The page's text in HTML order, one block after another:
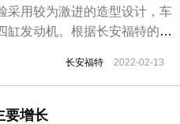
采用较为激进的造型设计，车
缸发动机。根据长安福特的规
版、三厢版以及对应的ST Line
长安福特 2022-02-13
要增长